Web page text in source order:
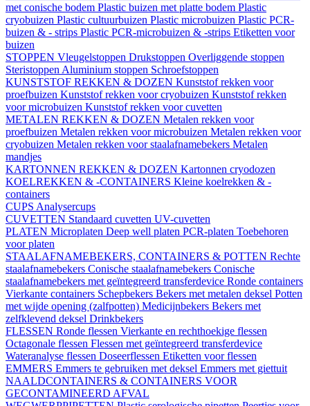
met conische bodem Plastic buizen met platte bodem Plastic
cryobuizen Plastic cultuurbuizen Plastic microbuizen Plastic PCR-
buizen & - strips Plastic PCR-microbuizen & -strips Etiketten voor
buizen
STOPPEN Vleugelstoppen Drukstoppen Overliggende stoppen
Steristoppen Aluminium stoppen Schroefstoppen
KUNSTSTOF REKKEN & DOZEN Kunststof rekken voor
proefbuizen Kunststof rekken voor cryobuizen Kunststof rekken
voor microbuizen Kunststof rekken voor cuvetten
METALEN REKKEN & DOZEN Metalen rekken voor
proefbuizen Metalen rekken voor microbuizen Metalen rekken voor
cryobuizen Metalen rekken voor staalafnamebekers Metalen
mandjes
KARTONNEN REKKEN & DOZEN Kartonnen cryodozen
KOELREKKEN & -CONTAINERS Kleine koelrekken & -
containers
CUPS Analysercups
CUVETTEN Standaard cuvetten UV-cuvetten
PLATEN Microplaten Deep well platen PCR-platen Toebehoren
voor platen
STAALAFNAMEBEKERS, CONTAINERS & POTTEN Rechte
staalafnamebekers Conische staalafnamebekers Conische
staalafnamebekers met geïntegreerd transferdevice Ronde containers
Vierkante containers Schepbekers Bekers met metalen deksel Potten
met wijde opening (zalfpotten) Medicijnbekers Bekers met
zelfklevend deksel Drinkbekers
FLESSEN Ronde flessen Vierkante en rechthoekige flessen
Octagonale flessen Flessen met geïntegreerd transferdevice
Wateranalyse flessen Doseerflessen Etiketten voor flessen
EMMERS Emmers te gebruiken met deksel Emmers met giettuit
NAALDCONTAINERS & CONTAINERS VOOR
GECONTAMINEERD AFVAL